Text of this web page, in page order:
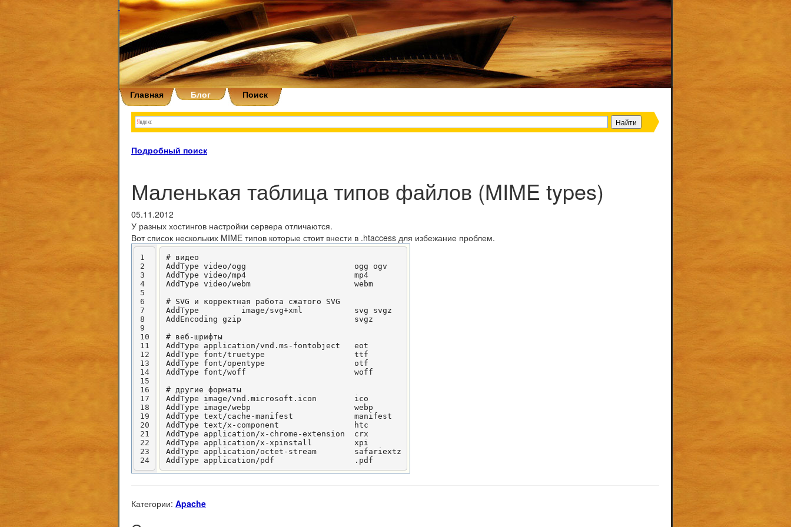
Главная Блог Поиск
Подробный поиск
Маленькая таблица типов файлов (MIME types)
05.11.2012
У разных хостингов настройки сервера отличаются.
Вот список нескольких MIME типов которые стоит внести в .htaccess для избежание проблем.
1
2
3
4
5
6
7
8
9
10
11
12
13
14
15
16
17
18
19
20
21
22
23
24
# видео
AddType video/ogg                       ogg ogv
AddType video/mp4                       mp4
AddType video/webm                      webm
# SVG и корректная работа сжатого SVG
AddType         image/svg+xml           svg svgz
AddEncoding gzip                        svgz
# веб-шрифты
AddType application/vnd.ms-fontobject   eot
AddType font/truetype                   ttf
AddType font/opentype                   otf
AddType font/woff                       woff
# другие форматы
AddType image/vnd.microsoft.icon        ico
AddType image/webp                      webp
AddType text/cache-manifest             manifest
AddType text/x-component                htc
AddType application/x-chrome-extension  crx
AddType application/x-xpinstall         xpi
AddType application/octet-stream        safariextz
AddType application/pdf                 .pdf
Категории: Apache